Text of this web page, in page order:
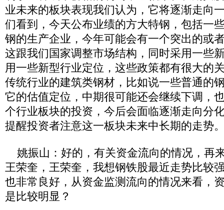
业未来的板块表现我们认为，它将逐渐走向
们看到，今天公布业绩的方大特钢，包括一
钢的生产企业，今年可能会有一个突出的或
这跟我们国家调整市场结构，同时采用一些
用一些新型行业定位，这些政策都有很大的
传统行业的建筑类钢材，比如说一些普通的
它的估值定位，中期很可能还会继续下调，
个行业板块的投资，今后会面临逐渐走向分
提醒投资者注意这一板块未来中长期的走势
姚振山：好的，有关资金流向的情况，再
王荣奎，王荣奎，我想钢铁股最近走势比较
也非常良好，从资金监测流向的情况来看，
是比较明显？